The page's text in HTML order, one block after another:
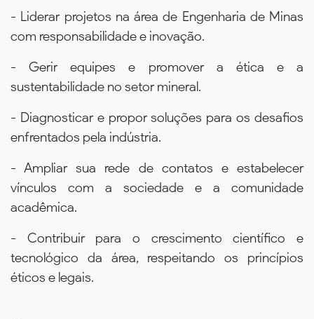
- Liderar projetos na área de Engenharia de Minas
com responsabilidade e inovação.
- Gerir equipes e promover a ética e a
sustentabilidade no setor mineral.
- Diagnosticar e propor soluções para os desafios
enfrentados pela indústria.
- Ampliar sua rede de contatos e estabelecer
vínculos com a sociedade e a comunidade
acadêmica.
- Contribuir para o crescimento científico e
tecnológico da área, respeitando os princípios
éticos e legais.